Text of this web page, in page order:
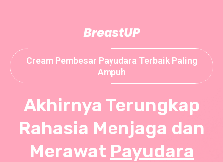
Cream Pembesar Payudara Terbaik Paling
Ampuh
Akhirnya Terungkap
Rahasia Menjaga dan
Merawat Payudara